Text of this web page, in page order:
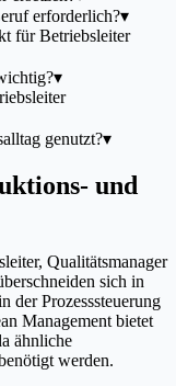
erforderlich?▾
für Betriebsleiter
▾
genutzt?▾
und
Qualitätsmanager
sich in
der Prozesssteuerung
Management bietet
ähnliche
werden.